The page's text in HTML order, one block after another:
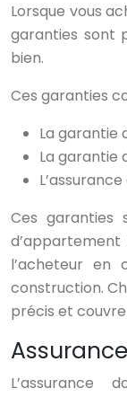
Lorsque vous
garanties sont
bien.
Ces garanties
La garantie
La garantie
Ces garanties
l’acheteur
construction.
précis et
L’assurance